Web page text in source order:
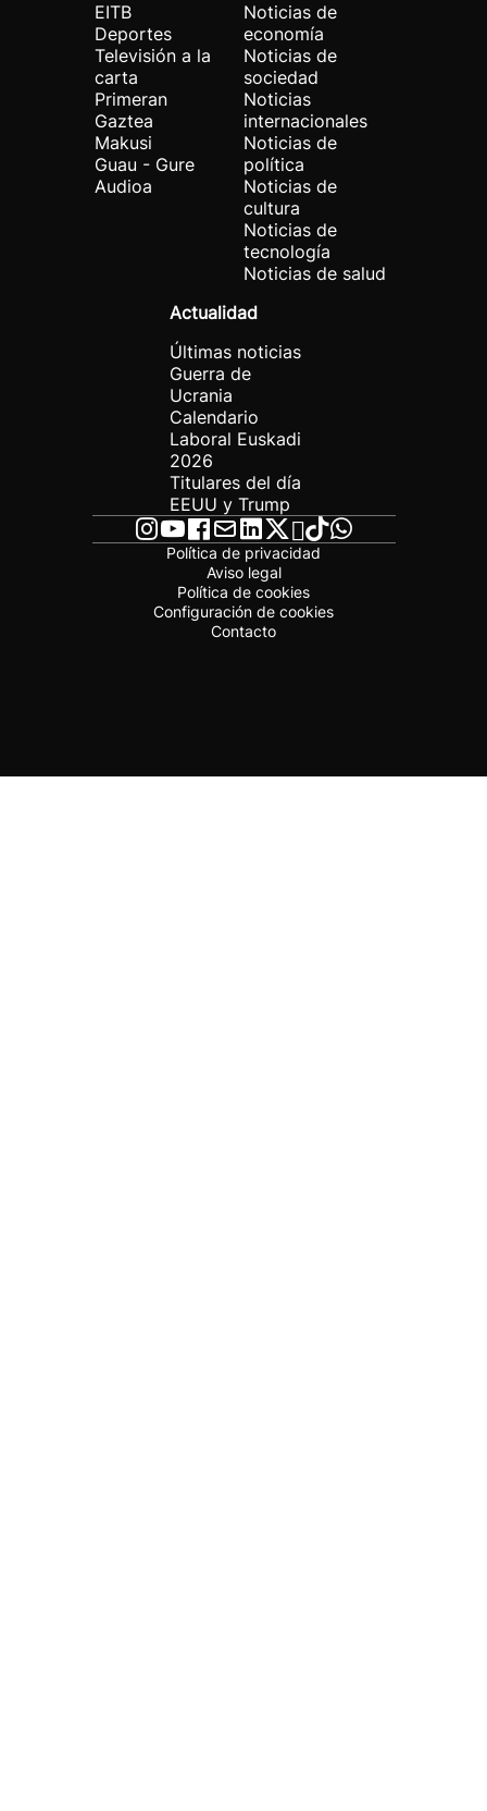
EITB
Deportes
Televisión a la
carta
Primeran
Gaztea
Makusi
Guau - Gure
Audioa
Noticias de
economía
Noticias de
sociedad
Noticias
internacionales
Noticias de
política
Noticias de
cultura
Noticias de
tecnología
Noticias de salud
Actualidad
Últimas noticias
Guerra de
Ucrania
Calendario
Laboral Euskadi
2026
Titulares del día
EEUU y Trump
Política de privacidad
Aviso legal
Política de cookies
Configuración de cookies
Contacto